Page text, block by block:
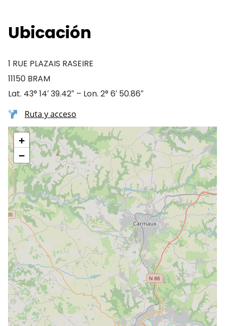
Ubicación
1 RUE PLAZAIS RASEIRE
11150 BRAM
Lat. 43° 14′ 39.42″ – Lon. 2° 6′ 50.86″
Ruta y acceso
+
−